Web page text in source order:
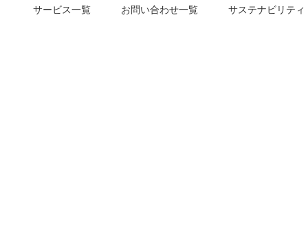
サービス一覧 お問い合わせ一覧 サステナビリティ